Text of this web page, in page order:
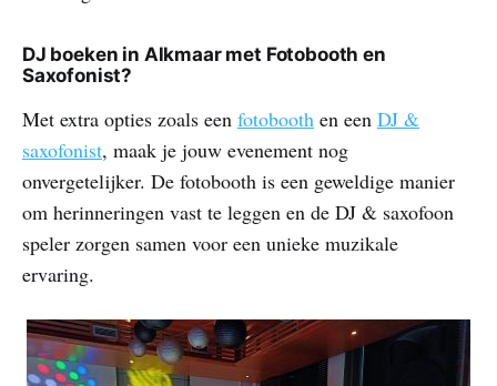
DJ boeken in Alkmaar met Fotobooth en
Saxofonist?
Met extra opties zoals een fotobooth en een DJ &
saxofonist, maak je jouw evenement nog
onvergetelijker. De fotobooth is een geweldige manier
om herinneringen vast te leggen en de DJ & saxofoon
speler zorgen samen voor een unieke muzikale
ervaring.